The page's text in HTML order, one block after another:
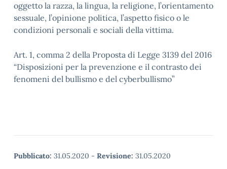
oggetto la razza, la lingua, la religione, l’orientamento
sessuale, l’opinione politica, l’aspetto fisico o le
condizioni personali e sociali della vittima.
Art. 1, comma 2 della Proposta di Legge 3139 del 2016
“Disposizioni per la prevenzione e il contrasto dei
fenomeni del bullismo e del cyberbullismo”
Pubblicato: 31.05.2020 - Revisione: 31.05.2020